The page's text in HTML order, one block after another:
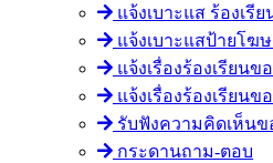
แจ้งเบาะแส ร้องเรี
แจ้งเบาะแสป้ายโฆ
แจ้งเรื่องร้องเรียน
แจ้งเรื่องร้องเรียน
รับฟังความคิดเห็น
กระดานถาม-ตอบ